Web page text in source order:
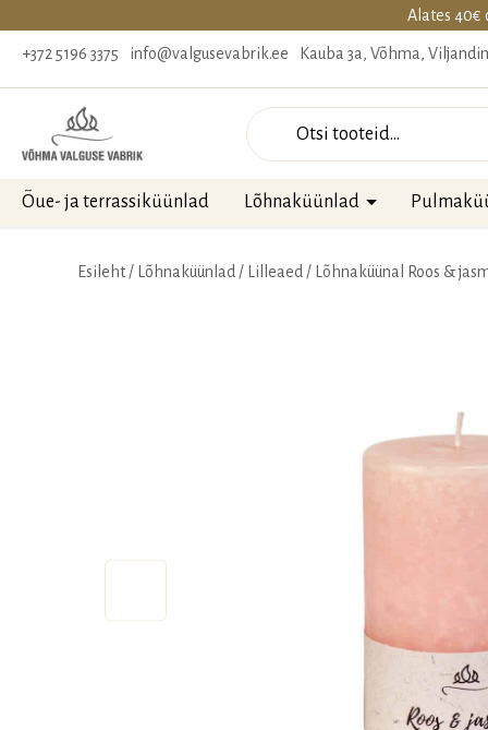
Alates 40€
+372 5196 3375 info@valgusevabrik.ee Kauba 3a, Võhma,
Otsi
Õue- ja terrassiküünlad Lõhnaküünlad
Esileht/ Lõhnaküünlad / Lilleaed / Lõhnaküünal Roos &